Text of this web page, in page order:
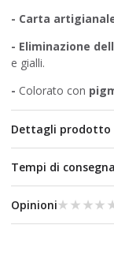
- Carta
- Eliminazione
e gialli.
- Colorato con
Dettagli prodotto
Tempi di consegna
Opinioni